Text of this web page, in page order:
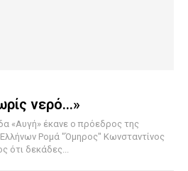
νερό…»
«Αυγή» έκανε ο πρόεδρος της
Ρομά "Όμηρος" Κωνσταντίνος
ότι δεκάδες...